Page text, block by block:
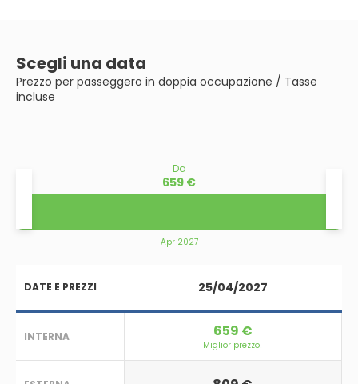
Scegli una data
Prezzo per passeggero in doppia occupazione / Tasse
incluse
Da
659 €
Apr 2027
DATE E PREZZI
INTERNA
25/04/2027
659 €
Miglior prezzo!